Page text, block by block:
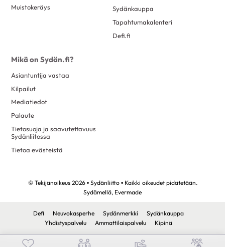
Muistokeräys
Sydänkauppa
Tapahtumakalenteri
Defi.fi
Mikä on Sydän.fi?
Asiantuntija vastaa
Kilpailut
Mediatiedot
Palaute
Tietosuoja ja saavutettavuus
Sydänliitossa
Tietoa evästeistä
© Tekijänoikeus 2026 • Sydänliitto • Kaikki oikeudet pidätetään.
Sydämellä, Evermade
Defi Neuvokasperhe Sydänmerkki
Sydänkauppa
Yhdistyspalvelu
Ammattilaispalvelu Kipinä